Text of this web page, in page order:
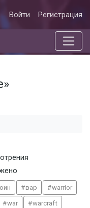
Войти Регистрация
вар warrior
war warcraft